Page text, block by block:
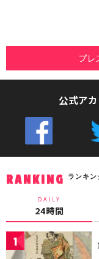
プレ
公式ア
RANKING ランキン
DAILY
24時間
1